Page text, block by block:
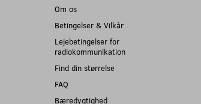
Om os
Betingelser & Vilkår
Lejebetingelser for
radiokommunikation
Find din størrelse
FAQ
Bæredygtighed